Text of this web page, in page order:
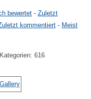
bewertet -Zuletzt
kommentiert- Meist
616